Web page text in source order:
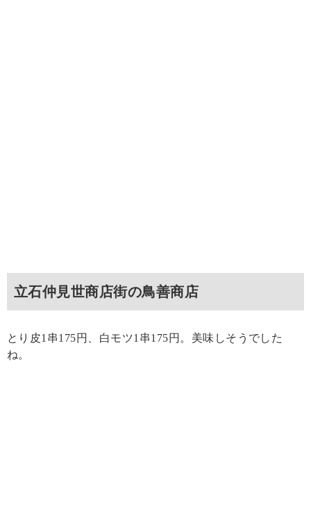
立石仲見世商店街の鳥善商店
とり皮1串175円、白モツ1串175円。美味しそうでした
ね。